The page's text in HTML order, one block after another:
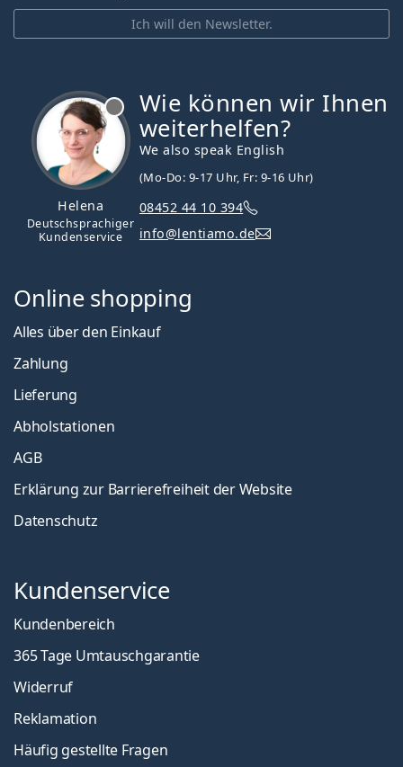
Ich will den Newsletter.
Helena
Deutschsprachiger
Kundenservice
Wie können wir Ihnen
weiterhelfen?
We also speak English
(Mo-Do: 9-17 Uhr, Fr: 9-16 Uhr)
08452 44 10 394
info@lentiamo.de
Online shopping
Alles über den Einkauf
Zahlung
Lieferung
Abholstationen
AGB
Erklärung zur Barrierefreiheit der Website
Datenschutz
Kundenservice
Kundenbereich
365 Tage Umtauschgarantie
Widerruf
Reklamation
Häufig gestellte Fragen